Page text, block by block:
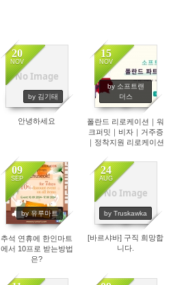
No Image
20
NOV
by 김기태
1401
안녕하세요
15
NOV
by 소프트랜
더스
1248
폴란드 리로케이션｜워
크퍼밋｜비자｜거주증
｜정착지원 리로케이션
09
SEP
by 유루마트
1338
추석 연휴에 한인마트
에서 10프로 받는방법
은?
No Image
24
AUG
by Truskawka
1517
[바르샤바] 구직 희망합
니다.